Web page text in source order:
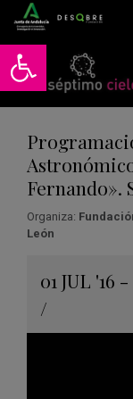
Abrir barra de
Fernando».
Organiza:
León
01 JUL '16 -
/